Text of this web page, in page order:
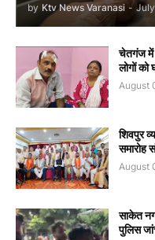
by Ktv News Varanasi -
चेतगंज में
लोगों
August
शिवपुर
समारोह
August
साकेत
पुलिस